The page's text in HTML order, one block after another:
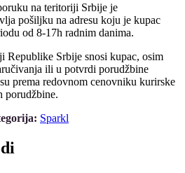
na teritoriji Srbije je
pošiljku na adresu koju je kupac
od 8-17h radnim danima.
Republike Srbije snosi kupac, osim
ili u potvrdi porudžbine
prema redovnom cenovniku kurirske
porudžbine.
Sparkl